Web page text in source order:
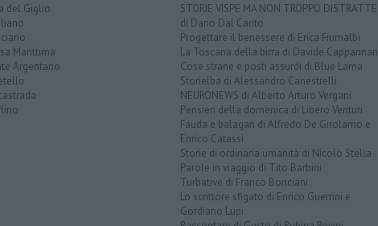
del Giglio
Marittima
Argentario
STORIE VISPE MA NON TROPPO DISTRATTE
di Dario Dal Canto
Progettare il benessere di Erica Fiumalbi
La Toscana della birra di Davide Cappannari
Cose strane e posti assurdi di Blue Lama
Storielba di Alessandro Canestrelli
NEURONEWS di Alberto Arturo Vergani
Pensieri della domenica di Libero Venturi
Fauda e balagan di Alfredo De Girolamo e
Enrico Catassi
Storie di ordinaria umanità di Nicolò Stella
Parole in viaggio di Tito Barbini
Turbative di Franco Bonciani
Lo scrittore sfigato di Enrico Guerrini e
Gordiano Lupi